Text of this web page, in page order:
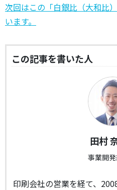
次回はこの「白銀比（大和比
います。
この記事を書いた人
田村
事業開
印刷会社の営業を経て、